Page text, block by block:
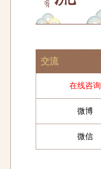
交流
在线咨询
微博
微信